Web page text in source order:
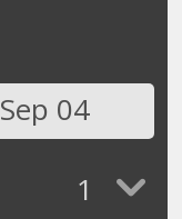
Sep 04
1